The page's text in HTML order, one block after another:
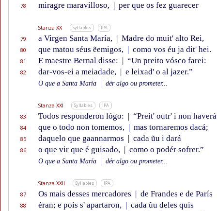
78 miragre maravilloso, | per que os fez guarecer
Stanza XX Syllables IPA
79 a Virgen Santa María, | Madre do muit' alto Rei,
80 que matou séus ẽemigos, | como vos éu ja dit' hei.
81 E maestre Bernal disse: | “Un preito vósco farei:
82 dar-vos-ei a meiadade, | e leixad' o al jazer.”
O que a Santa María dér algo ou prometer...
Stanza XXI Syllables IPA
83 Todos responderon lógo: | “Preit' outr' i non haverá
84 que o todo non tomemos, | mas tornaremos dacá;
85 daquelo que gaannarmos | cada ũu i dará
86 o que vir que é guisado, | como o podér sofrer.”
O que a Santa María dér algo ou prometer...
Stanza XXII Syllables IPA
87 Os mais desses mercadores | de Frandes e de París
88 éran; e pois s' apartaron, | cada ũu deles quis